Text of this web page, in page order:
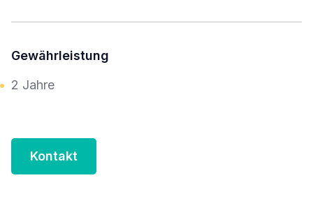
Gewährleistung
2 Jahre
Kontakt